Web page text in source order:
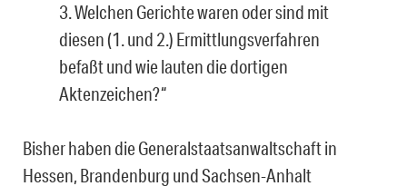
3. Welchen Gerichte waren oder sind mit
diesen (1. und 2.) Ermittlungsverfahren
befaßt und wie lauten die dortigen
Aktenzeichen?“
Bisher haben die Generalstaatsanwaltschaft in
Hessen, Brandenburg und Sachsen-Anhalt